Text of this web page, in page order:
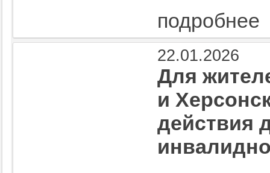
подробнее
22.01.2026
Для
и
действия